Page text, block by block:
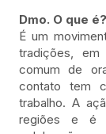
Dmo. O que é?
É um
tradições,
comum de
contato tem
trabalho. A
regiões e é